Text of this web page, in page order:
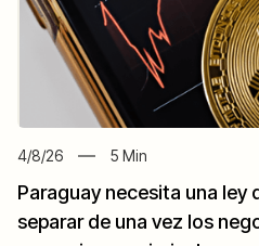
4/8/26 5 Min
Paraguay necesita una ley
separar de una vez los